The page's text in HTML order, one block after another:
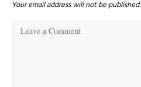
Your email address will not be published.